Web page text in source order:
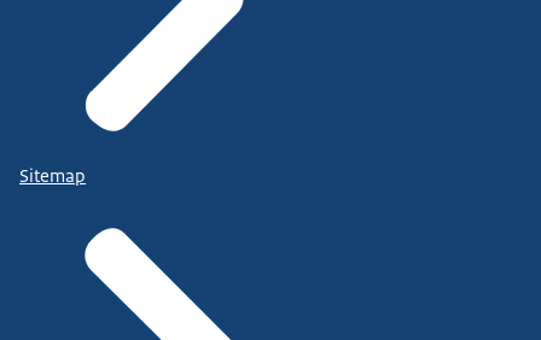
Sitemap